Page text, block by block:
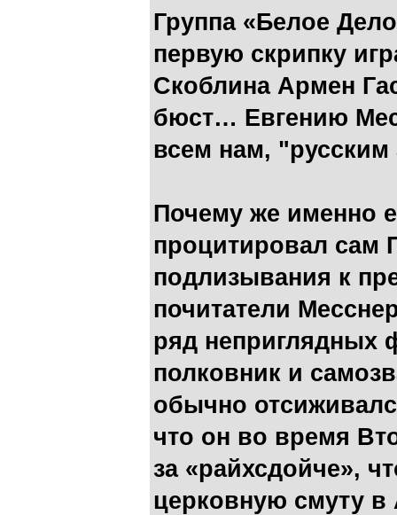
Группа «Белое
первую скрипку
Скоблина Армен
бюст… Евгению
всем нам, "русским
Почему же именно
процитировал сам
подлизывания к
почитатели
ряд неприглядных
полковник и
обычно
что он во время
за «райхсдойче»,
церковную смуту в